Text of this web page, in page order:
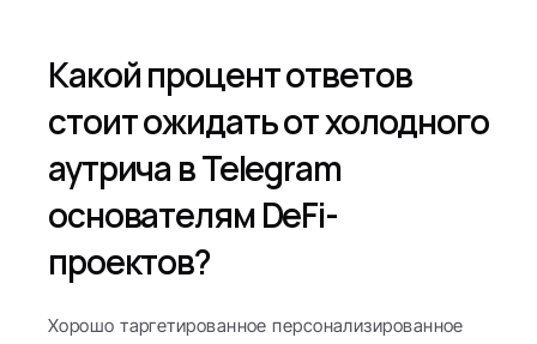
Какой процент ответов
стоит ожидать от холодного
аутрича в Telegram
основателям DeFi-
проектов?
Хорошо таргетированное персонализированное